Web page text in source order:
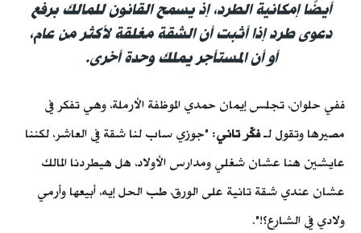
أيضًا إمكانية الطرد، إذ يسمح القانون للمالك برفع
دعوى طرد إذا أثبت أن الشقة مغلقة لأكثر من عام،
أو أن المستأجر يملك وحدة أخرى.
ففي حلوان، تجلس إيمان حمدي الموظفة الأرملة، وهي تفكر في
مصيرها وتقول لـفكّر تاني: "جوزي ساب لنا شقة في العاشر، لكننا
عايشين هنا عشان شغلي ومدارس الأولاد، هل هيطردنا المالك
عشان عندي شقة تانية على الورق، طب الحل إيه، أبيعها وأرمي
ولادي في الشارع؟!".